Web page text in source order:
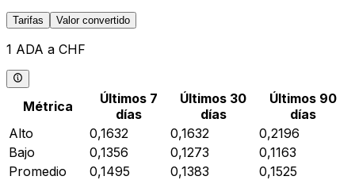
Tarifas Valor convertido
1 ADA a CHF
Métrica
Últimos 7
días
Últimos 30
días
Últimos 90
días
Alto
0,1632 0,1632
0,2196
Bajo
0,1356 0,1273
0,1163
Promedio
0,1495 0,1383
0,1525